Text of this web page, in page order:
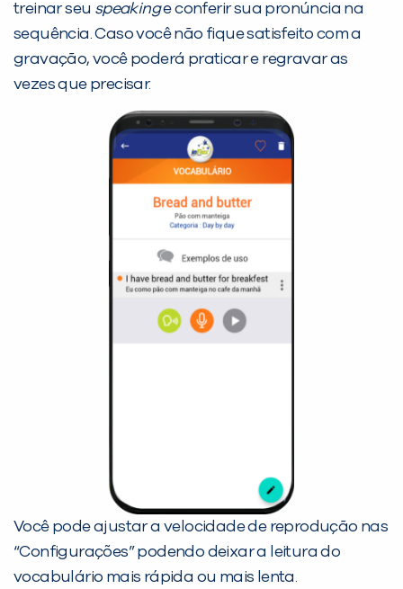
treinar seu speakinge conferir sua pronúncia na
sequência. Caso você não fique satisfeito com a
gravação, você poderá praticar e regravar as
vezes que precisar.
Você pode ajustar a velocidade de reprodução nas
“Configurações” podendo deixar a leitura do
vocabulário mais rápida ou mais lenta.